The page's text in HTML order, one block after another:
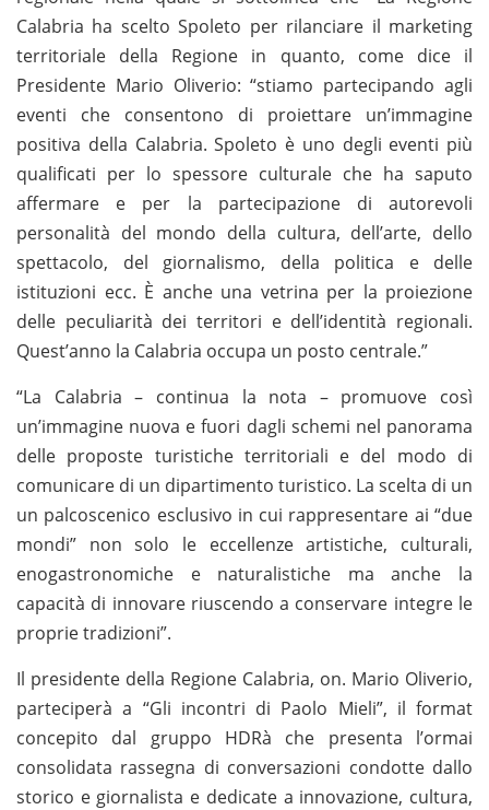
Calabria ha scelto Spoleto per rilanciare il marketing
territoriale della Regione in quanto, come dice il
Presidente Mario Oliverio: “stiamo partecipando agli
eventi che consentono di proiettare un’immagine
positiva della Calabria. Spoleto è uno degli eventi più
qualificati per lo spessore culturale che ha saputo
affermare e per la partecipazione di autorevoli
personalità del mondo della cultura, dell’arte, dello
spettacolo, del giornalismo, della politica e delle
istituzioni ecc. È anche una vetrina per la proiezione
delle peculiarità dei territori e dell’identità regionali.
Quest’anno la Calabria occupa un posto centrale.”
“La Calabria – continua la nota – promuove così
un’immagine nuova e fuori dagli schemi nel panorama
delle proposte turistiche territoriali e del modo di
comunicare di un dipartimento turistico. La scelta di un
un palcoscenico esclusivo in cui rappresentare ai “due
mondi” non solo le eccellenze artistiche, culturali,
enogastronomiche e naturalistiche ma anche la
capacità di innovare riuscendo a conservare integre le
proprie tradizioni”.
Il presidente della Regione Calabria, on. Mario Oliverio,
parteciperà a “Gli incontri di Paolo Mieli”, il format
concepito dal gruppo HDRà che presenta l’ormai
consolidata rassegna di conversazioni condotte dallo
storico e giornalista e dedicate a innovazione, cultura,